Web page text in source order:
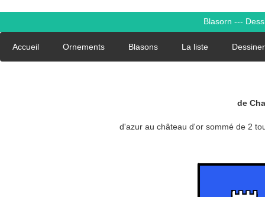
Blasorn ---
Accueil Ornements Blasons La liste
de
d'azur au château d'or sommé de 2